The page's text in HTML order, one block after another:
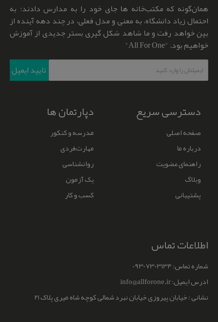
همان‌گونه که مکتب‌خانه ها جای خود را به مدارس دادند؛ به
احتمال زیاد دانشگاه، به معنی و مدل فعلی، در چند دهه آینده از
بین خواهد رفت و ما شاهد شکل گیری بستر جدیدی از آموزش
خواهیم بود. "All For One"
تایید ایمیل
دپارتمان ها
مدرسه و کنکور
مهارت‌‌فردی
روانشناسی
یک آزمون
کسب و کار
دسترسی سریع
صفحه اصلی
درباره ما
راهنمای عضویت
وبلاگ
پشتیبانی
اطلاعات تماس
شماره تماس: 09307303134
ادرس ایمیل: info@allforone.ir
نشانی : خیابان پیروزی خیابان نبرد شمالی کوچه شاه میری پلاک 21